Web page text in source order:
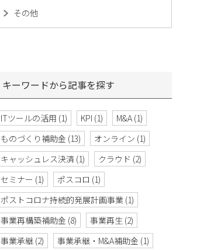
その他
キーワードから記事を探す
ITツールの活用 (1) KPI (1) M&A (1)
ものづくり補助金 (13) オンライン (1)
キャッシュレス決済 (1) クラウド (2)
セミナー (1) ポスコロ (1)
ポストコロナ持続的発展計画事業 (1)
事業再構築補助金 (8) 事業再生 (2)
事業承継 (2) 事業承継・M&A補助金 (1)